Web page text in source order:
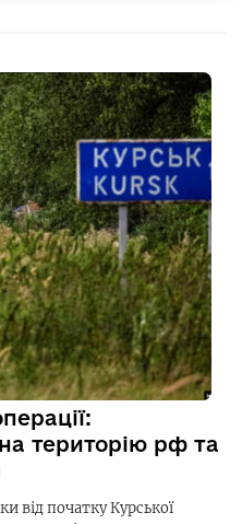
територію рф та
від початку Курської